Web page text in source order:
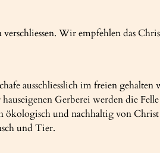
Wir empfehlen das
ausschliesslich im freien gehalten
Gerberei werden die
und nachhaltig von
und Tier.